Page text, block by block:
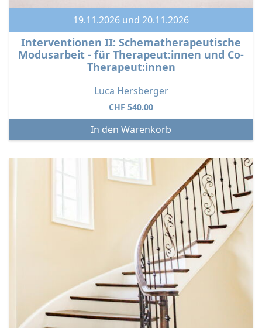
19.11.2026 und 20.11.2026
Interventionen II: Schematherapeutische
Modusarbeit - für Therapeut:innen und Co-
Therapeut:innen
Luca Hersberger
CHF 540.00